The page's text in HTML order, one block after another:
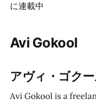
に連載中
Avi Gokool
アヴィ・ゴク
Avi Gokool is a